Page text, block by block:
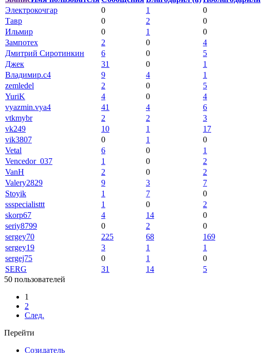
Электрокочгар
0 1 0
Тавр
0 2 0
Ильмир
0 1 0
Зампотех
2 0 4
Дмитрий Сиротинкин
6 0 5
Джек
31 0 1
Владимир.с4
9 4 1
zemledel
2 0 5
YuriK
4 0 4
vyazmin.vya4
41 4 6
vtkmybr
2 2 3
vk249
10 1 17
vik3807
0 1 0
Vetal
6 0 1
Vencedor_037
1 0 2
VanH
2 0 2
Valery2829
9 3 7
Stoyik
1 7 0
ssspecialisttt
1 0 2
skorp67
4 14 0
seriy8799
0 2 0
sergey70
225 68 169
sergey19
3 1 1
sergej75
0 1 0
SERG
31 14 5
50 пользователей
1
2
След.
Перейти
Созидатель